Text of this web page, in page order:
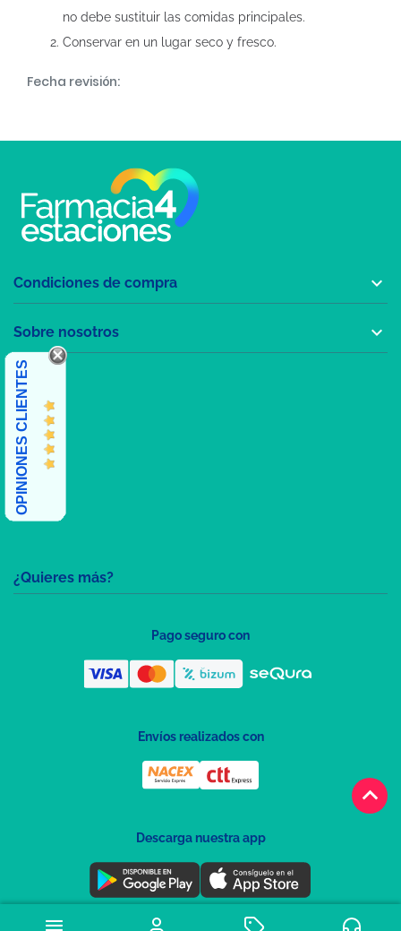
no debe sustituir las comidas principales.
Conservar en un lugar seco y fresco.
Fecha revisión:
keyboard_arrow_up
¿Quieres más?
Condiciones de compra 
Sobre nosotros 
OPINIONES CLIENTES
Pago seguro con
Envíos realizados con
Descarga nuestra app